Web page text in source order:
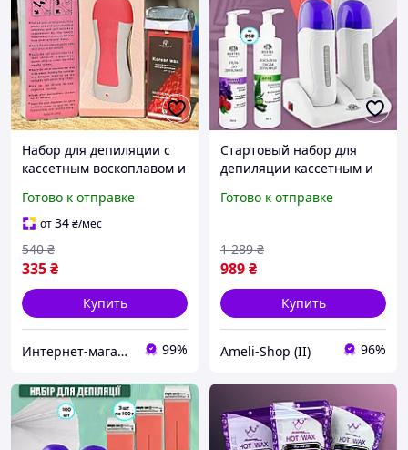
Набор для депиляции с
кассетным воскоплавом и
Classic №1 (на 1 кассету
воска)
Готово к отправке
от34₴/мес
335₴
540 ₴
Купить
Интернет-магазин Star Beauty 99%
Стартовый набор для
депиляции кассетным и
"Double cassette wax"
Готово к отправке
989₴
1 289 ₴
Купить
Ameli-Shop (II) 96%